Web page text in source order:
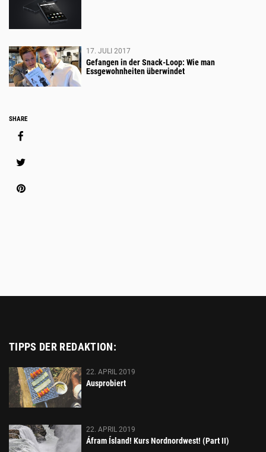
DES
OLD
MAN
OF
HOY
17. JULI 2017
Gefangen in der Snack-Loop: Wie man
Essgewohnheiten überwindet
Social
Media
Share
SHARE
TIPPS DER REDAKTION:
22. APRIL 2019
Ausprobiert
22. APRIL 2019
Áfram Ísland! Kurs Nordnordwest! (Part II)